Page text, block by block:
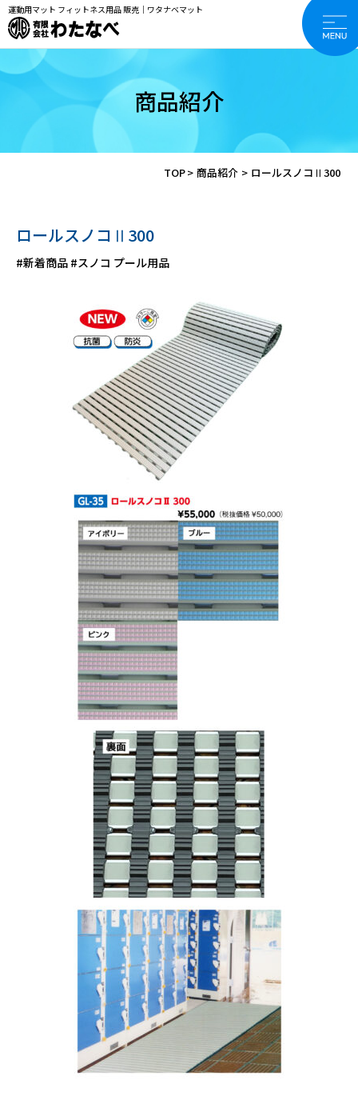
運動用マット フィットネス用品 販売｜ワタナベマット
商品紹介
TOP> 商品紹介 > ロールスノコⅡ300
ロールスノコⅡ300
#新着商品 #スノコ プール用品